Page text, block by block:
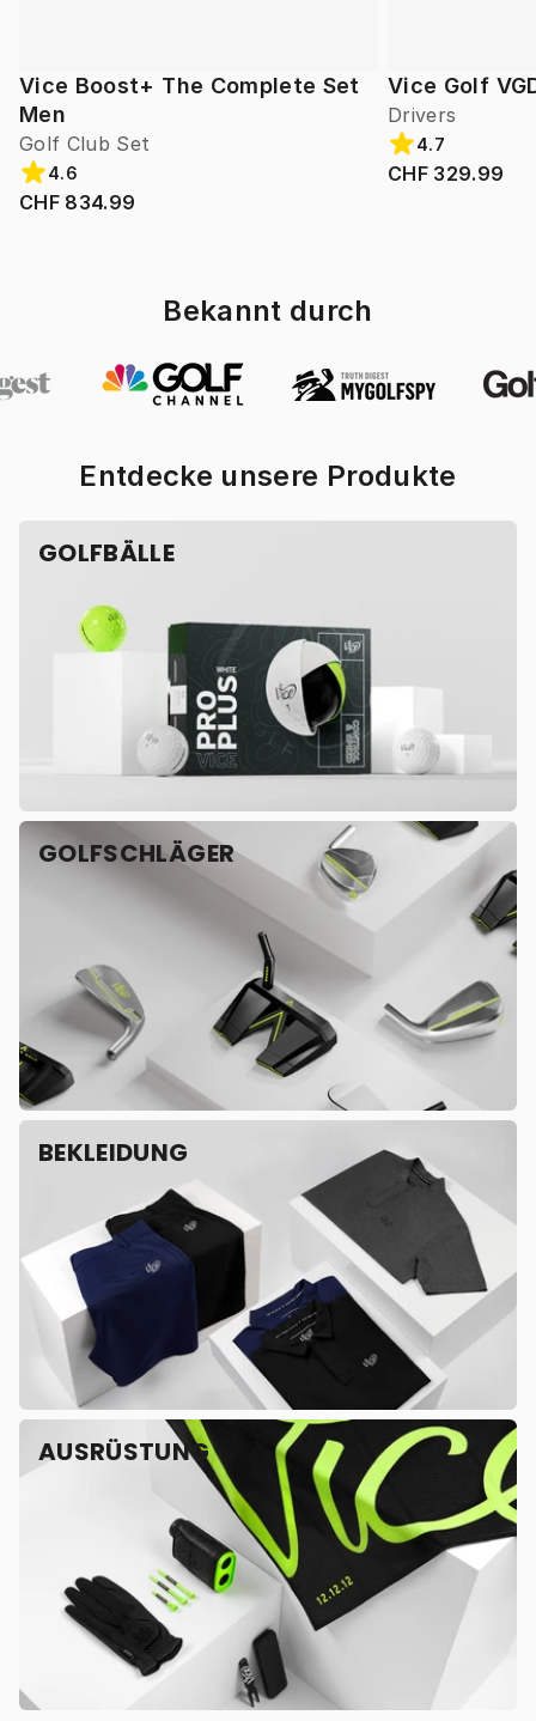
Vice Boost+ The Complete Set
Men
Golf Club Set
4.6
CHF 834.99
Vice Golf
Drivers
4.7
CHF 329.99
Bekannt durch
Entdecke unsere Produkte
GOLFBÄLLE
GOLFSCHLÄGER
BEKLEIDUNG
AUSRÜSTUNG